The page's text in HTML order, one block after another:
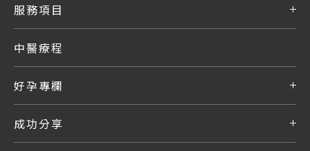
服務項目
中醫療程
好孕專欄
成功分享